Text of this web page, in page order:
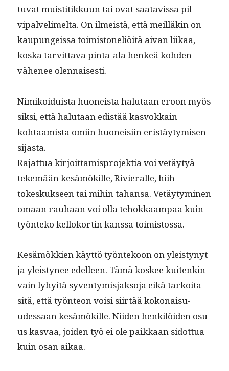
tu­vat muis­ti­tikku­un tai ovat saatavis­sa pil­
vipalve­limelta. On ilmeistä, että meil­läkin on
kaupungeis­sa toimi­s­toneliöitä aivan liikaa,
kos­ka tarvit­ta­va pin­ta-ala henkeä kohden
vähe­nee olennaisesti.
Nimikoiduista huoneista halu­taan eroon myös
sik­si, että halu­taan edis­tää kas­vokkain
kohtaamista omi­in huoneisi­in eristäy­tymisen
sijasta.
Rajat­tua kir­joit­tamis­pro­jek­tia voi vetäy­tyä
tekemään kesämökille, Riv­ier­alle, hiih­
tokeskuk­seen tai mihin tahansa. Vetäy­tymi­nen
omaan rauhaan voi olla tehokkaam­paa kuin
työn­teko kel­loko­rtin kanssa toimistossa.
Kesämökkien käyt­tö työn­tekoon on yleistynyt
ja yleistynee edelleen. Tämä kos­kee kuitenkin
vain lyhy­itä syven­tymis­jak­so­ja eikä tarkoi­ta
sitä, että työn­teon voisi siirtää kokon­aisu­
udessaan kesämökille. Niiden henkilöi­den osu­
us kas­vaa, joiden työ ei ole paikkaan sidot­tua
kuin osan aikaa.